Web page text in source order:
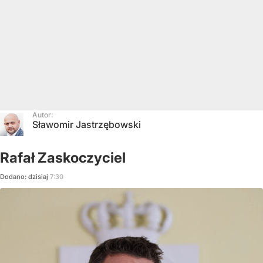
Autor:
Sławomir Jastrzębowski
Rafał Zaskoczyciel
Dodano: dzisiaj 7:30